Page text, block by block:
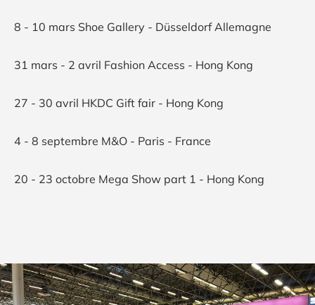
8 - 10 mars Shoe Gallery - Düsseldorf Allemagne
31 mars - 2 avril Fashion Access - Hong Kong
27 - 30 avril HKDC Gift fair - Hong Kong
4 - 8 septembre M&O - Paris - France
20 - 23 octobre Mega Show part 1 - Hong Kong